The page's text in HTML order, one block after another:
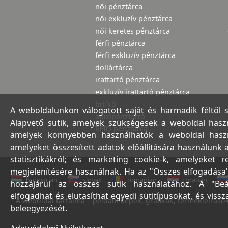
női pénztárca
női exkluzív pénztárca
női keretes pénztárca
férfi pénztárca
férfi exkluzív pénztárca
dollártárca
irattartó pénztárca
exkluzív irattartó pénztárca
brifkó
aprópénztartó
RFID pénztárca
hungarian slovak romanian croatian
A weboldal tartalma – például képek, grafikák,
A weboldalunkon válogatott saját és harmadik féltől
Alapvető sütik, amelyek szükségesek a weboldal
amelyek könnyebben használhatók a weboldal
amelyeket összesített adatok előállítására használunk
statisztikákról; és marketing cookie-k, amelyeket
megjelenítésére használnak. Ha az "Összes
hozzájárul az összes sütik használatához. A
elfogadhat és elutasíthat egyedi sütitípusokat, és
beleegyezését.